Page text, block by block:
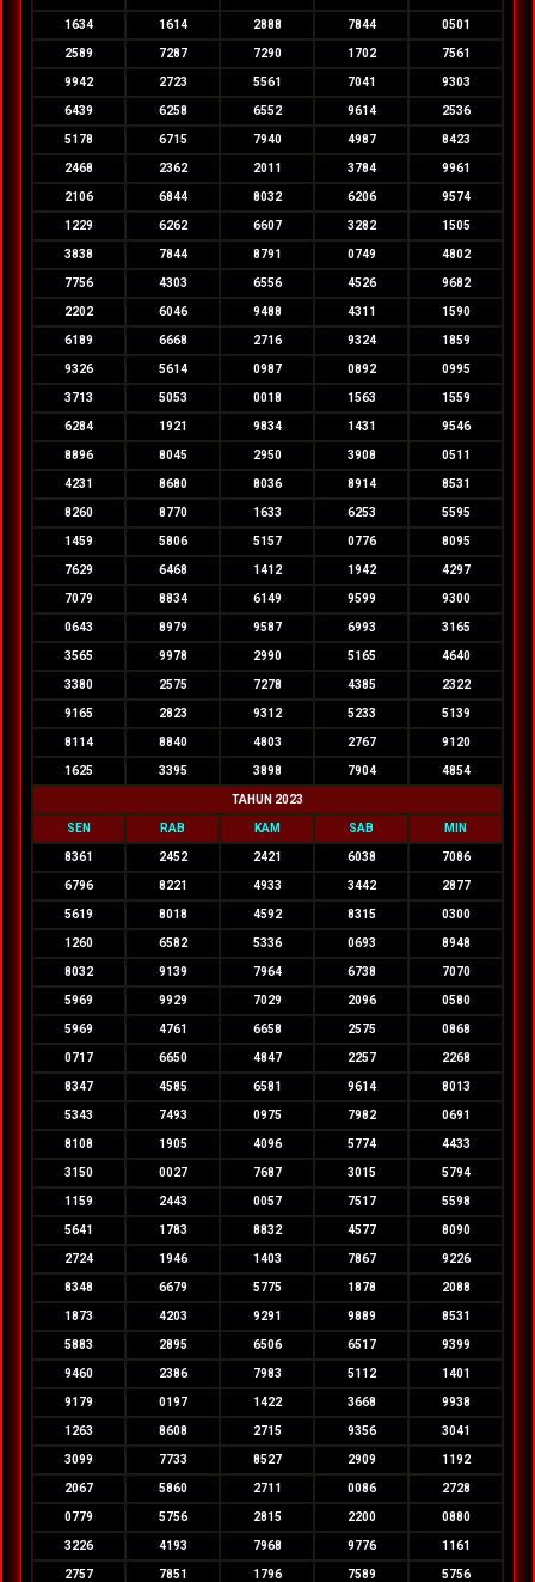
1634 1614 2888 7844 0501
2589 7287 7290 1702 7561
9942 2723 5561 7041 9303
6439 6258 6552 9614 2536
5178 6715 7940 4987 8423
2468 2362 2011 3784 9961
2106 6844 8032 6206 9574
1229 6262 6607 3282 1505
3838 7844 8791 0749 4802
7756 4303 6556 4526 9682
2202 6046 9488 4311 1590
6189 6668 2716 9324 1859
9326 5614 0987 0892 0995
3713 5053 0018 1563 1559
6284 1921 9834 1431 9546
8896 8045 2950 3908 0511
4231 8680 8036 8914 8531
8260 8770 1633 6253 5595
1459 5806 5157 0776 8095
7629 6468 1412 1942 4297
7079 8834 6149 9599 9300
0643 8979 9587 6993 3165
3565 9978 2990 5165 4640
3380 2575 7278 4385 2322
9165 2823 9312 5233 5139
8114 8840 4803 2767 9120
1625 3395 3898 7904 4854
TAHUN 2023
SEN RAB KAM SAB MIN
8361 2452 2421 6038 7086
6796 8221 4933 3442 2877
5619 8018 4592 8315 0300
1260 6582 5336 0693 8948
8032 9139 7964 6738 7070
5969 9929 7029 2096 0580
5969 4761 6658 2575 0868
0717 6650 4847 2257 2268
8347 4585 6581 9614 8013
5343 7493 0975 7982 0691
8108 1905 4096 5774 4433
3150 0027 7687 3015 5794
1159 2443 0057 7517 5598
5641 1783 8832 4577 8090
2724 1946 1403 7867 9226
8348 6679 5775 1878 2088
1873 4203 9291 9889 8531
5883 2895 6506 6517 9399
9460 2386 7983 5112 1401
9179 0197 1422 3668 9938
1263 8608 2715 9356 3041
3099 7733 8527 2909 1192
2067 5860 2711 0086 2728
0779 5756 2815 2200 0880
3226 4193 7968 9776 1161
2757 7851 1796 7589 5756